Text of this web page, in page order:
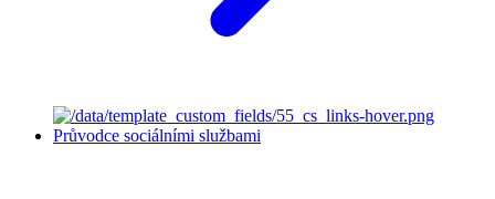
Průvodce sociálními službami